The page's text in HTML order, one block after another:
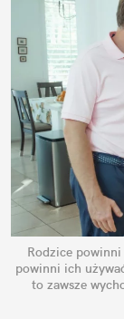
Rodzice powinni
powinni ich
to zawsze